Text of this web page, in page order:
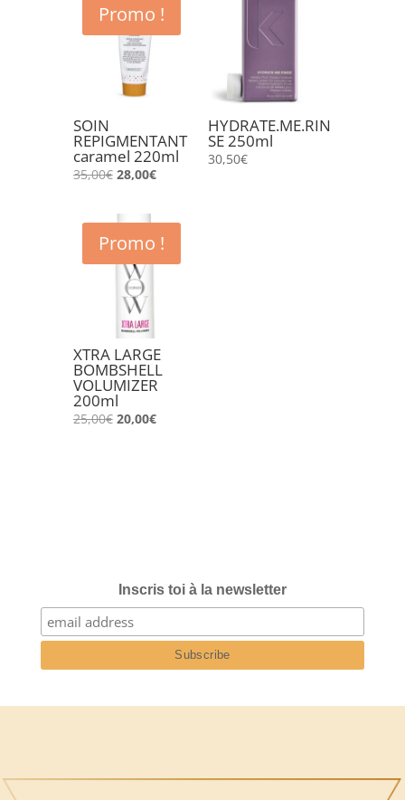
Promo !
SOIN
REPIGMENTANT
caramel 220ml
35,00€ Le
initial
28,00€Le
est :
HYDRATE.ME.RIN
SE 250ml
30,50€
Promo !
XTRA LARGE
BOMBSHELL
VOLUMIZER
200ml
25,00€ Le
20,00€Le
Inscris toi à la newsletter